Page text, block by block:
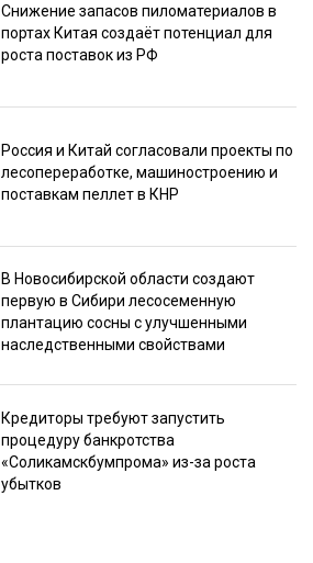
Снижение запасов пиломатериалов в
портах Китая создаёт потенциал для
роста поставок из РФ
Россия и Китай согласовали проекты по
лесопереработке, машиностроению и
поставкам пеллет в КНР
В Новосибирской области создают
первую в Сибири лесосеменную
плантацию сосны с улучшенными
наследственными свойствами
Кредиторы требуют запустить
процедуру банкротства
«Соликамскбумпрома» из-за роста
убытков